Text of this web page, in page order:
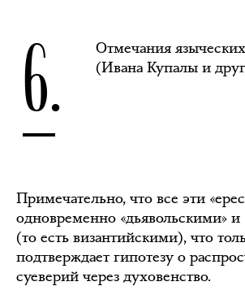
6.
Отмечания
(Ивана Купалы и
Примечательно, что все эти
одновременно «дьявольскими»
(то есть византийскими), что
подтверждает гипотезу о
суеверий через духовенство.